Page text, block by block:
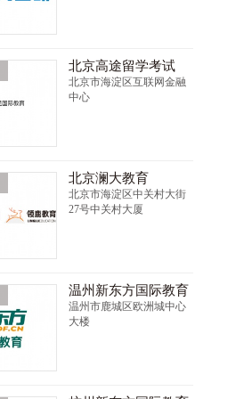
北京高途留学考试
北京市海淀区互联网金融
中心
北京澜大教育
北京市海淀区中关村大街
27号中关村大厦
温州新东方国际教育
温州市鹿城区欧洲城中心
大楼